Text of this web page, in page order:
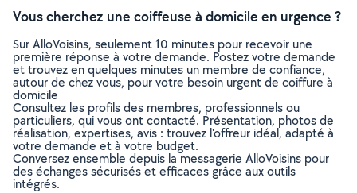
Vous cherchez une coiffeuse à domicile en urgence ?
Sur AlloVoisins, seulement 10 minutes pour recevoir une
première réponse à votre demande. Postez votre demande
et trouvez en quelques minutes un membre de confiance,
autour de chez vous, pour votre besoin urgent de coiffure à
domicile
Consultez les profils des membres, professionnels ou
particuliers, qui vous ont contacté. Présentation, photos de
réalisation, expertises, avis : trouvez l'offreur idéal, adapté à
votre demande et à votre budget.
Conversez ensemble depuis la messagerie AlloVoisins pour
des échanges sécurisés et efficaces grâce aux outils
intégrés.